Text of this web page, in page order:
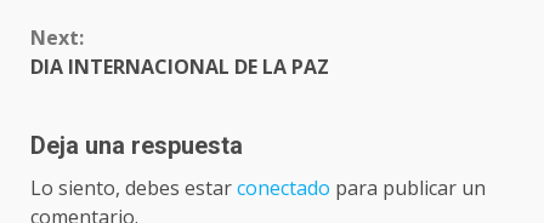
Next:
DIA INTERNACIONAL DE LA PAZ
Deja una respuesta
Lo siento, debes estarconectado para publicar un
comentario.